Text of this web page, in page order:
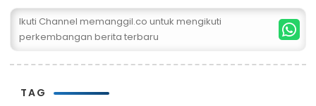
Ikuti Channel memanggil.co untuk mengikuti
perkembangan berita terbaru
TAG